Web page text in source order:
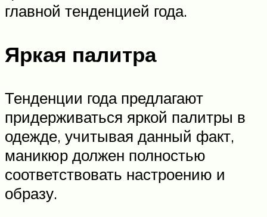
главной тенденцией года.
Яркая палитра
Тенденции года предлагают
придерживаться яркой палитры в
одежде, учитывая данный факт,
маникюр должен полностью
соответствовать настроению и
образу.